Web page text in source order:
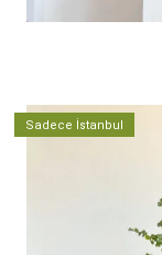
Sadece İstanbul